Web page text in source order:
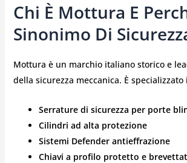
Chi È Mottura E
Sinonimo Di
Mottura è un marchio italiano storico e
della sicurezza meccanica. È specializzato
Serrature di sicurezza per porte
Cilindri ad alta protezione
Sistemi Defender antieffrazione
Chiavi a profilo protetto e